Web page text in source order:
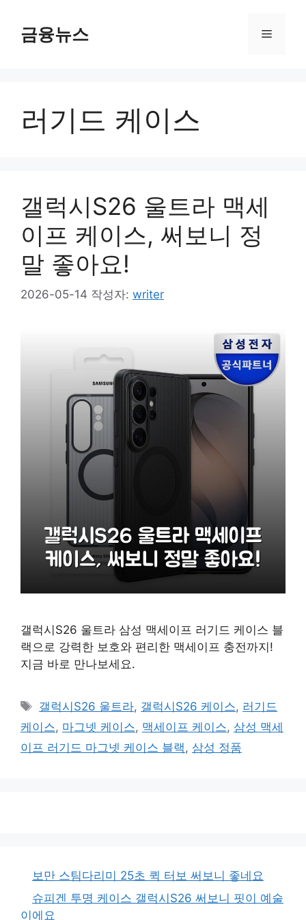
금융뉴스 메
러기드 케이스
갤럭시S26 울트라 맥세
이프 케이스, 써보니 정
말 좋아요!
2026-05-14 작성자: writer
갤럭시S26 울트라 삼성 맥세이프 러기드 케이스 블
랙으로 강력한 보호와 편리한 맥세이프 충전까지!
지금 바로 만나보세요.
태
그
갤럭시S26 울트라, 갤럭시S26 케이스, 러기드
케이스, 마그넷 케이스, 맥세이프 케이스, 삼성 맥세
이프 러기드 마그넷 케이스 블랙 , 삼성 정품
보만 스팀다리미 25초 퀵 터보 써보니 좋네요
슈피겐 투명 케이스 갤럭시S26 써보니 핏이 예술
이에요